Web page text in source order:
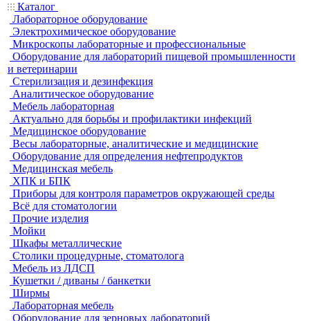
Каталог
Лабораторное оборудование
Электрохимическое оборудование
Микроскопы лабораторные и профессиональные
Оборудование для лабораторий пищевой промышленности
и ветеринарии
Стерилизация и дезинфекция
Аналитическое оборудование
Мебель лабораторная
Актуально для борьбы и профилактики инфекций
Медицинское оборудование
Весы лабораторные, аналитические и медицинские
Оборудование для определения нефтепродуктов
Медицинская мебель
ХПК и БПК
Приборы для контроля параметров окружающей среды
Всё для стоматологии
Прочие изделия
Мойки
Шкафы металлические
Столики процедурные, стоматолога
Мебель из ЛДСП
Кушетки / диваны / банкетки
Ширмы
Лабораторная мебель
Оборудование для зерновых лабораторий